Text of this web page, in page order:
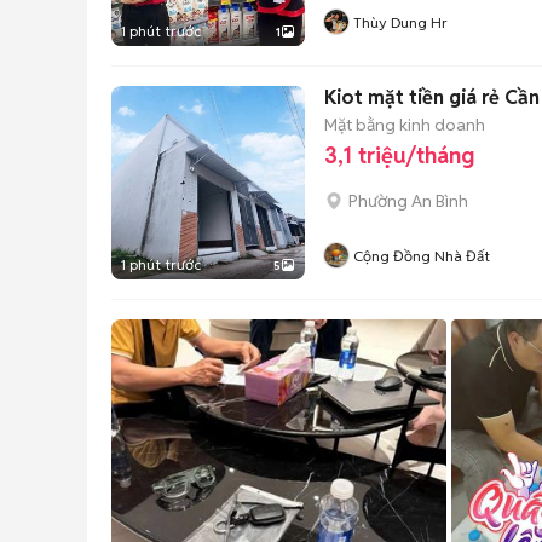
1 phút trước 1 Thùy Dung Hr
1 phút trước 5
Kiot mặt tiền giá rẻ
Mặt bằng kinh doanh
3,1 triệu/tháng
Phường An Bình
Cộng Đồng Nhà Đất